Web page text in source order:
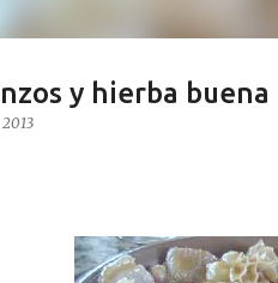
y hierba buena